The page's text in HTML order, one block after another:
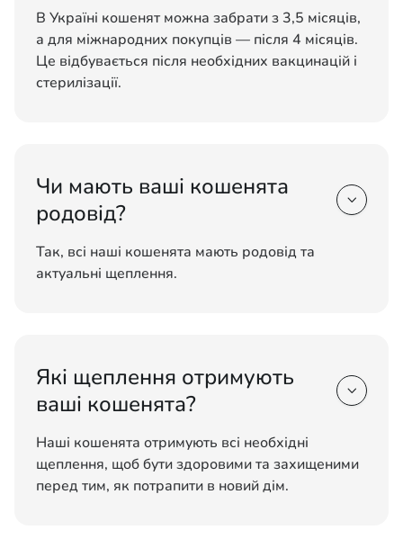
В Україні кошенят можна забрати з 3,5 місяців,
а для міжнародних покупців — після 4 місяців.
Це відбувається після необхідних вакцинацій і
стерилізації.
Чи мають ваші кошенята
родовід?

Так, всі наші кошенята мають родовід та
актуальні щеплення.
Які щеплення отримують
ваші кошенята?

Наші кошенята отримують всі необхідні
щеплення, щоб бути здоровими та захищеними
перед тим, як потрапити в новий дім.